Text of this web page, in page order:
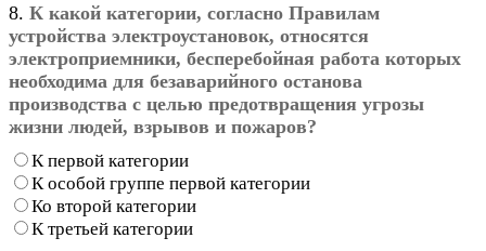
8. К какой категории, согласно Правилам
устройства электроустановок, относятся
электроприемники, бесперебойная работа которых
необходима для безаварийного останова
производства с целью предотвращения угрозы
жизни людей, взрывов и пожаров?
К первой категории
К особой группе первой категории
Ко второй категории
К третьей категории